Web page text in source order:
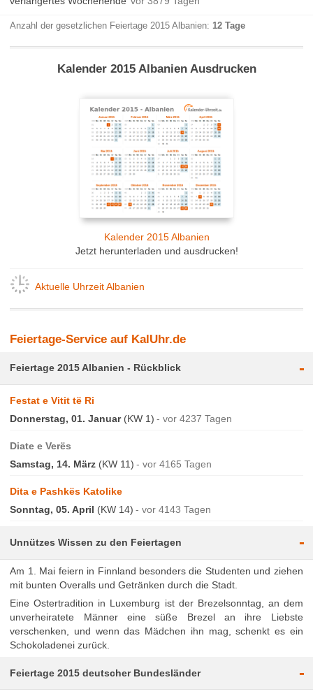
Anzahl der gesetzlichen Feiertage 2015 Albanien:12 Tage
Kalender 2015 Albanien Ausdrucken
Kalender 2015 Albanien
Jetzt herunterladen und ausdrucken!
Aktuelle Uhrzeit Albanien
Feiertage-Service auf KalUhr.de
Feiertage 2015 Albanien - Rückblick -
Festat e Vitit të Ri
Donnerstag, 01. Januar(KW 1) vor 4237 Tagen
Diate e Verës
Samstag, 14. März (KW 11) vor 4165 Tagen
Dita e Pashkës Katolike
Sonntag, 05. April (KW 14) vor 4143 Tagen
Unnützes Wissen zu den Feiertagen -
Am 1. Mai feiern in Finnland besonders die Studenten und ziehen
mit bunten Overalls und Getränken durch die Stadt.
Eine Ostertradition in Luxemburg ist der Brezelsonntag, an dem
unverheiratete Männer eine süße Brezel an ihre Liebste
verschenken, und wenn das Mädchen ihn mag, schenkt es ein
Schokoladenei zurück.
Feiertage 2015 deutscher Bundesländer -